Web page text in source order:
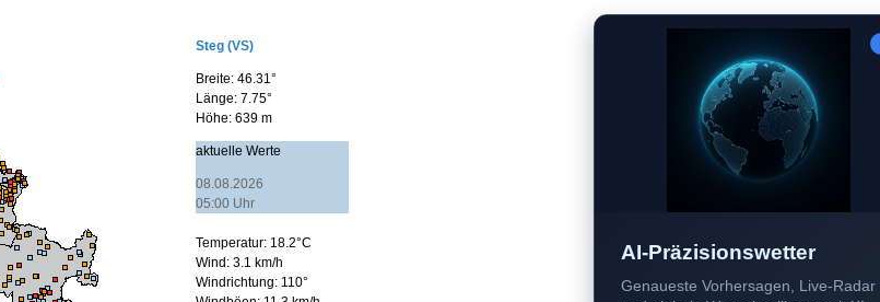
AI-Präzisionswetter
Genaueste Vorhersagen, Live-Radar